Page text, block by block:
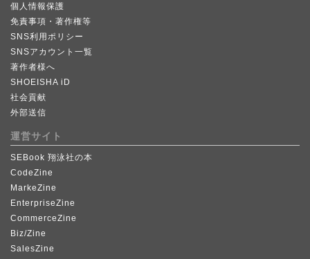
個人情報保護
免責事項・著作権等
SNS利用ポリシー
SNSアカウント一覧
著作者様へ
SHOEISHA iD
社会貢献
外部送信
運営サイト
SEBook 翔泳社の本
CodeZine
MarkeZine
EnterpriseZine
CommerceZine
Biz/Zine
SalesZine